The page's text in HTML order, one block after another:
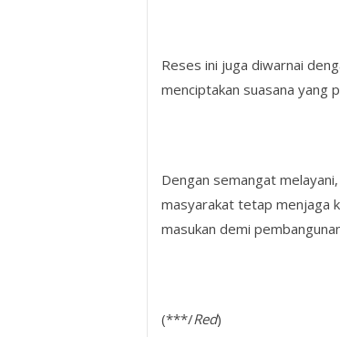
Reses ini juga diwarnai
menciptakan suasana yang
Dengan semangat
masyarakat tetap menjaga
masukan demi
(***/Red)